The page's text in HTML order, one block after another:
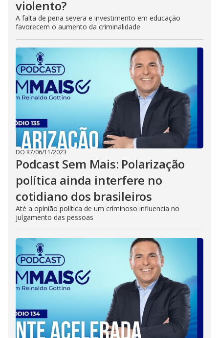
violento?
A falta de pena severa e investimento em educação
favorecem o aumento da criminalidade
DO R7/06/11/2023
Podcast Sem Mais: Polarização
política ainda interfere no
cotidiano dos brasileiros
Até a opinião política de um criminoso influencia no
julgamento das pessoas